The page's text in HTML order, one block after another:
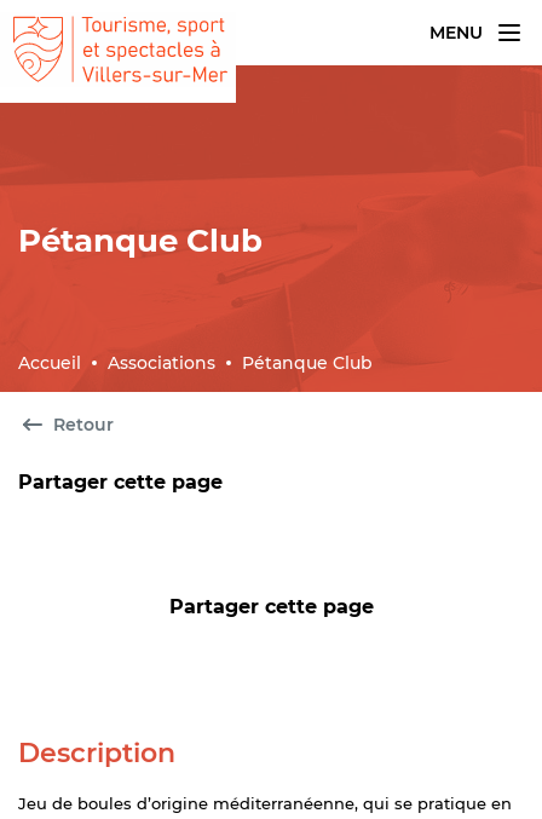
MENU
Accueil Associations Pétanque Club
Pétanque Club
Retour
Partager cette page
Partager cette page
Description
Jeu de boules d’origine méditerranéenne, qui se pratique en